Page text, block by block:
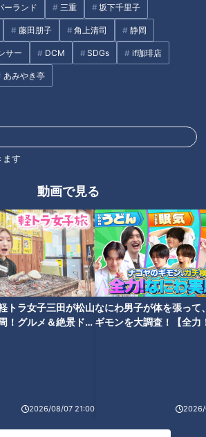
ーランド 三重 坂下千里子
藤田朋子 角上清司 静岡
サー DCM SDGs if珈琲店
あみやき亭
ます
動画で見る
トラ女子三田が松山
！グルメ＆絶景ドラ
2026/08/07 21:00
なにわ男子が体を張って
ギモンを大調査！【全力
2026/
門国（どちらも現在の山口県付近）を拠
。特に文化人としての側面が強く、非常
ていました。
仁の乱の影響で金銭的に困窮していたと
など信心深かったのです。
あまり、土産物を買い過ぎたり旅行とし
遊びとして行くなかれという戒めが理由
や銀が領国外に出るのを恐れたこと。
国・地域でで勢力を持つ武将が争ってい
る貨幣は金・銀で造られており、貨幣そ
ありました。
う、伊勢国で浪費をしてしまうと、せっ
が外に流出するということなんじゃ。銭